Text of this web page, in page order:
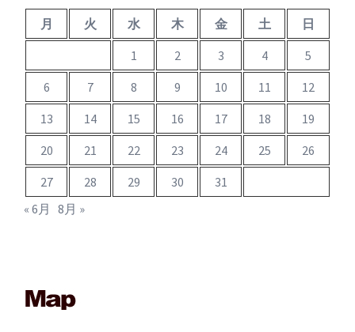
月 火 水 木 金 土
日
1
2 3 4
5
6
7 8 9 10 11
12
13
14 15 16 17 18
19
20
21 22 23 24 25
26
27
28 29 30
31
« 6月 8月 »